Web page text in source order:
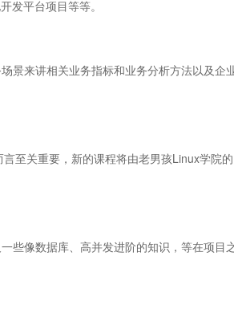
发平台项目等等。
来讲相关业务指标和业务分析方法以及企
至关重要，新的课程将由老男孩Linux学院的
像数据库、高并发进阶的知识，等在项目